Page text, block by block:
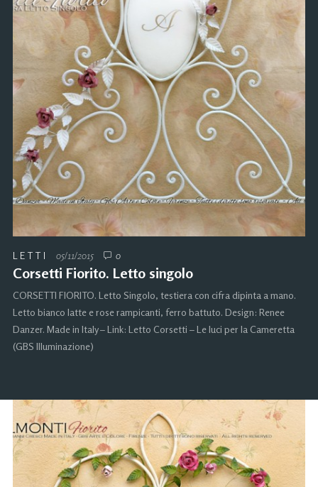
LETTI 05/11/2015 0
Corsetti Fiorito. Letto singolo
CORSETTI FIORITO. Letto Singolo, testiera con cifra dipinta a mano.
Letto bianco latte e rose rampicanti, ferro battuto. Design: Renee
Danzer. Made in Italy – Link: Letto Corsetti – Le luci per la Cameretta
(GBS Illuminazione)